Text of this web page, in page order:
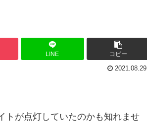
LINE コピー
2021.08.29
トが点灯していたのかも知れませ